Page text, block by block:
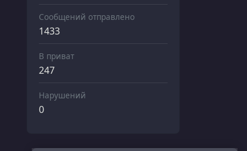
Сообщений отправлено
1433
В приват
247
Нарушений
0